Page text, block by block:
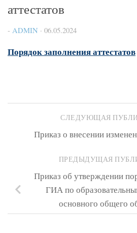
аттестатов
- ADMIN · 06.05.2024
Порядок заполнения аттестатов
СЛЕДУЮЩАЯ
Приказ о внесении
ПРЕДЫДУЩАЯ
Приказ об утверждении
ГИА по
основного общего